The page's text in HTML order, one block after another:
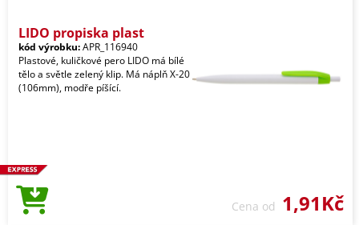
LIDO propiska plast
kód výrobku:APR_116940
Plastové, kuličkové pero LIDO má bílé
tělo a světle zelený klip. Má náplň X-20
(106mm), modře píšící.
Cena od 1,91Kč